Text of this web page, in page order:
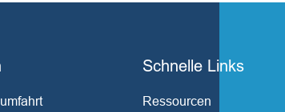
Schnelle Links
Ressourcen